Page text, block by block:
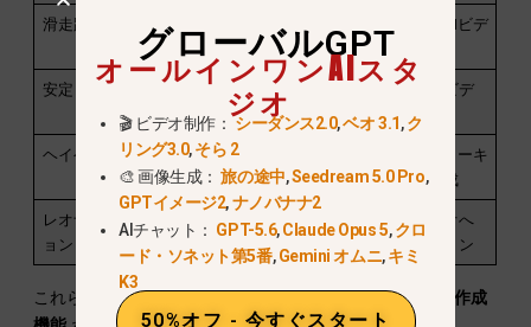
滑走路 Gen-3
映画のようなAIビデ
オ制作
安定した映像拡散
フリー/オープンソ
ース
テキストからビデ
オへ
ヘイゲン $29/月
AIアバターとトーキ
ングビデオ作成
レオナルドAIモーシ
ョン
$15/月
画像からビデオへ
のアニメーション
これらのツールは似たようなものを提供する。AIビデオ作成
グローバルGPT
オールインワンAIスタ
ジオ
🎬 ビデオ制作：シーダンス2.0,ベオ 3.1,ク
リング3.0,そら 2
🎨 画像生成：旅の途中,Seedream 5.0 Pro,
GPTイメージ2,ナノバナナ2
AIチャット： GPT-5.6,Claude Opus 5,クロ
ード・ソネット第5番,Gemini オムニ,キミ
K3
50%オフ - 今すぐスタート